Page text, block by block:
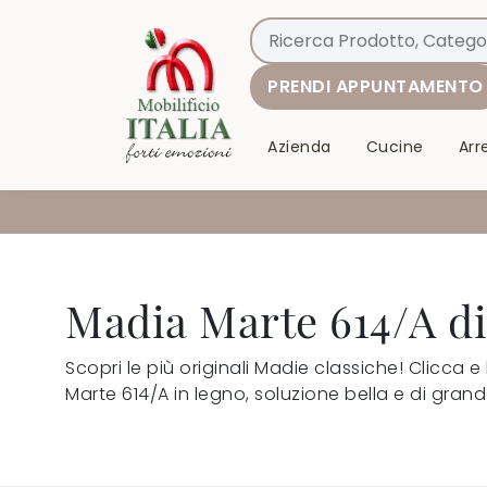
PRENDI APPUNTAMENTO
Azienda Cucine
Madia Marte 614/A
Scopri le più originali Madie classiche! Clicca
Marte 614/A in legno, soluzione bella e di